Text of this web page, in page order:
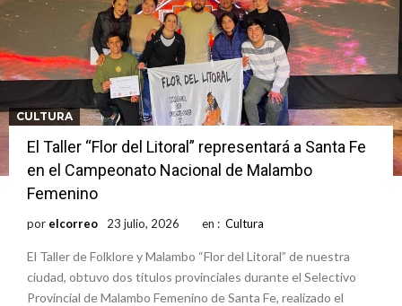
CULTURA
El Taller “Flor del Litoral” representará a Santa Fe
en el Campeonato Nacional de Malambo
Femenino
por elcorreo 23 julio, 2026 en : Cultura
El Taller de Folklore y Malambo “Flor del Litoral” de nuestra
ciudad, obtuvo dos títulos provinciales durante el Selectivo
Provincial de Malambo Femenino de Santa Fe, realizado el